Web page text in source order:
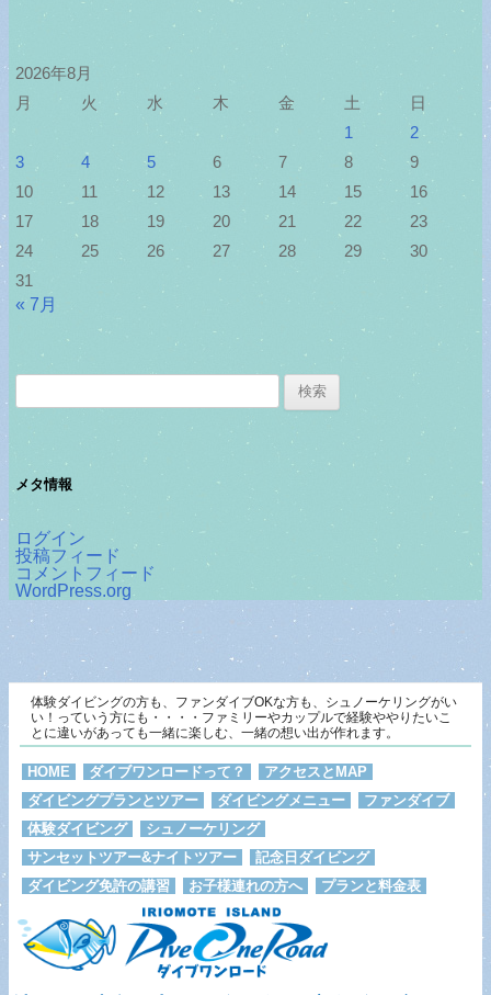
2026年8月
月
火 水 木 金 土
日
1
2
3
4 5 6 7 8
9
10
11 12 13 14 15
16
17
18 19 20 21 22
23
24
25 26 27 28 29
30
31
« 7月
メタ情報
ログイン
投稿フィード
コメントフィード
WordPress.org
体験ダイビングの方も、ファンダイブOKな方も、シュノーケリングがい
い！っていう方にも・・・・ファミリーやカップルで経験ややりたいこ
とに違いがあっても一緒に楽しむ、一緒の想い出が作れます。
HOME ダイブワンロードって？
アクセスとMAP
ダイビングプランとツアー
ダイビングメニュー
ファンダイブ
体験ダイビング
シュノーケリング
サンセットツアー&ナイトツアー
記念日ダイビング
ダイビング免許の講習
お子様連れの方へ プランと料金表